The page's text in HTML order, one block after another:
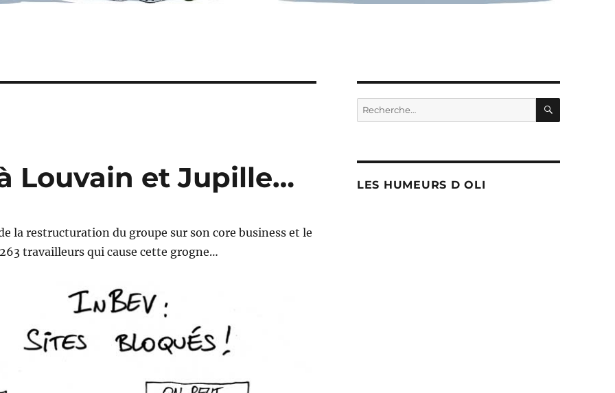
Louvain et Jupille…
la restructuration du groupe sur son core business et le
travailleurs qui cause cette grogne…
Recherche
pour :
LES HUMEURS D OLI